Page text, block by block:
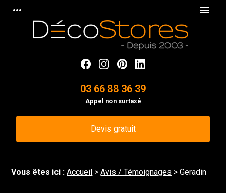
more_horiz menu
03 66 88 36 39
Appel non surtaxé
Devis gratuit
Vous êtes ici :Accueil >Avis / Témoignages >Geradin